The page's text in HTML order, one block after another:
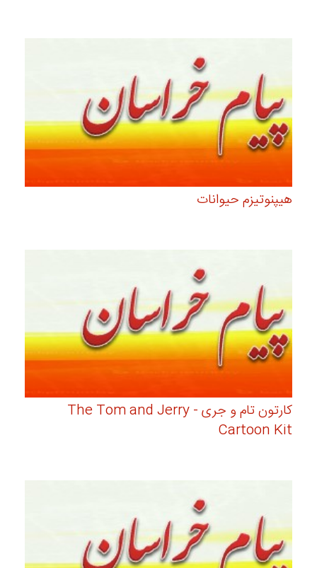
هیپنوتیزم حیوانات
کارتون تام و جری - The Tom and Jerry
Cartoon Kit